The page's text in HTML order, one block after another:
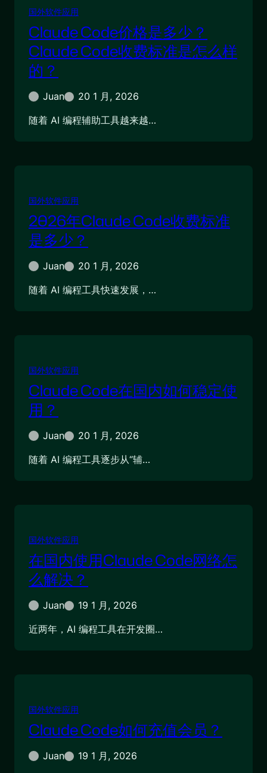
国外软件应用
Claude Code价格是多少？
Claude Code收费标准是怎么样
的？
Juan
20 1 月, 2026
随着 AI 编程辅助工具越来越…
国外软件应用
2026年Claude Code收费标准
是多少？
Juan
20 1 月, 2026
随着 AI 编程工具快速发展，…
国外软件应用
Claude Code在国内如何稳定使
用？
Juan
20 1 月, 2026
随着 AI 编程工具逐步从“辅…
国外软件应用
在国内使用Claude Code网络怎
么解决？
Juan
19 1 月, 2026
近两年，AI 编程工具在开发圈…
国外软件应用
Claude Code如何充值会员？
Juan
19 1 月, 2026